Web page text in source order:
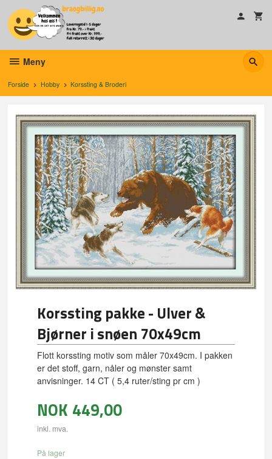
innholdet
Meny
Forside Hobby Korssting & Broderi
Korssting pakke - Ulver &
Bjørner i snøen 70x49cm
Flott korssting motiv som måler 70x49cm. I pakken
er det stoff, garn, nåler og mønster samt
anvisninger. 14 CT ( 5,4 ruter/sting pr cm )
NOK 449,00
inkl. mva.
På lager